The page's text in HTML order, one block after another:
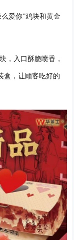
么爱你”鸡块和黄金
， 入口酥脆喷香 ，
盒，让顾客吃好的